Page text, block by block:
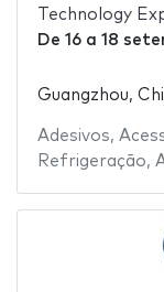
Technology
De 16a 18
Guangzhou,
Adesivos,
Refrigeração,